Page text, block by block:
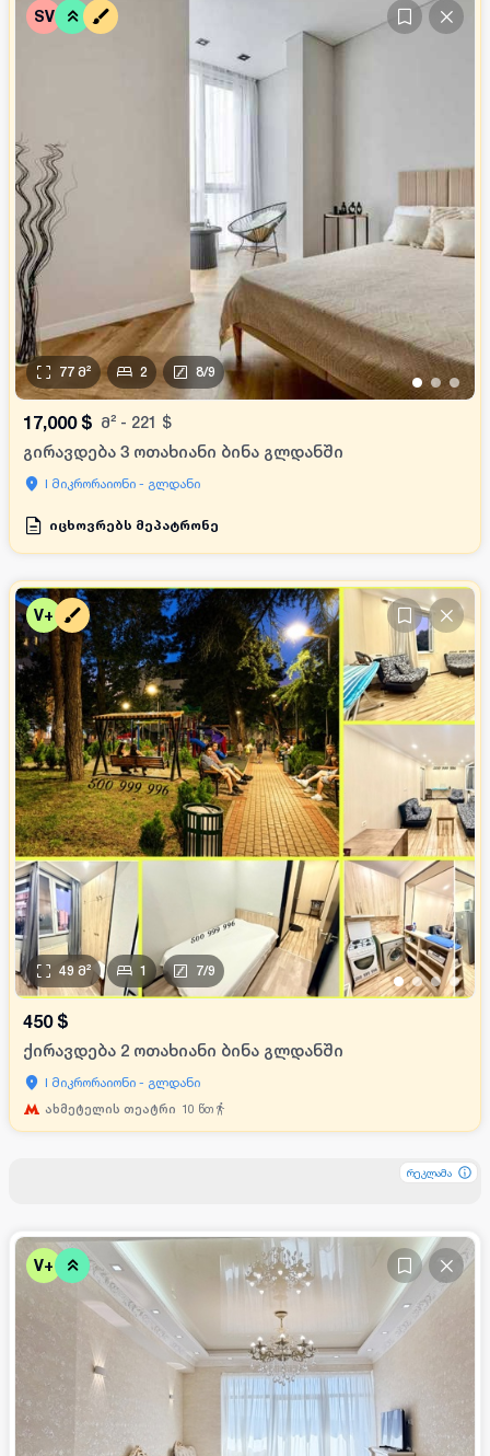
SV
•••
77 მ² 2 8/9
17,000 $ მ² - 221 $
გირავდება 3 ოთახიანი ბინა გლდანში
I მიკრორაიონი - გლდანი
იცხოვრებს მეპატრონე
V+
••••
49 მ² 1 7/9
450 $
ქირავდება 2 ოთახიანი ბინა გლდანში
I მიკრორაიონი - გლდანი
ახმეტელის თეატრი 10 წთ
V+
რეკლამა
რეკლამა
რეკლამა